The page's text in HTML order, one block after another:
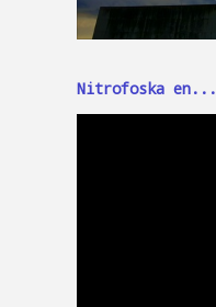
Nitrofoska en...